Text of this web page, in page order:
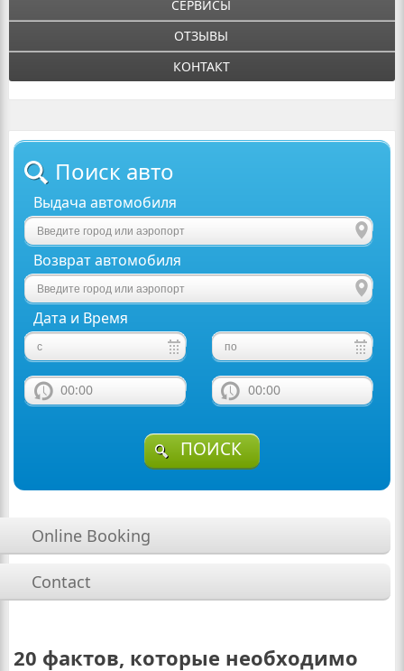
СЕРВИСЫ
ОТЗЫВЫ
КОНТАКТ
Поиск авто
Выдача автомобиля
Возврат автомобиля
Дата и Время
00:00 00:00
ПОИСК
Online Booking
Contact
20 фактов, которые необходимо